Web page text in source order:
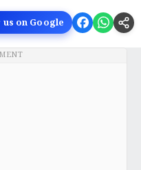
on Google